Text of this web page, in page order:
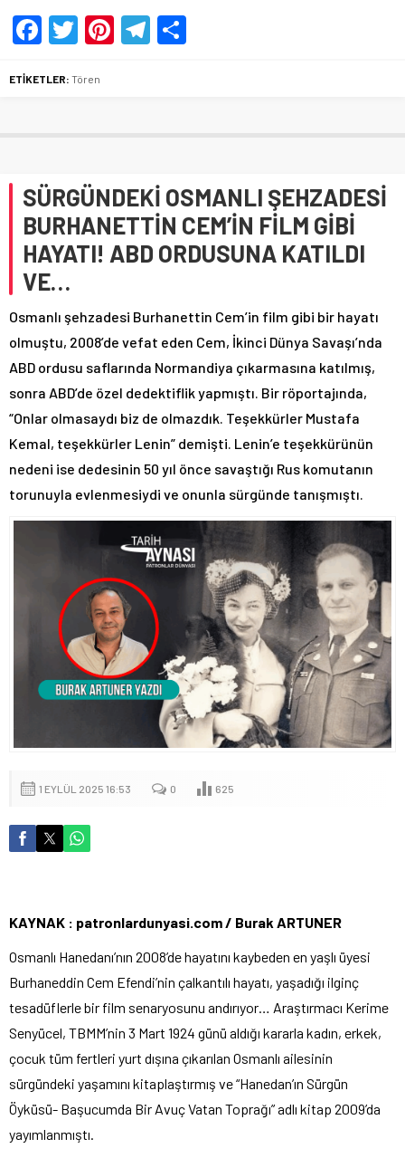
Facebook
Twitter
Pinterest
Telegram
ETİKETLER: Tören
SÜRGÜNDEKİ OSMANLI ŞEHZADESİ
BURHANETTİN CEM’İN FİLM GİBİ
HAYATI! ABD ORDUSUNA KATILDI
VE…
Osmanlı şehzadesi Burhanettin Cem’in film gibi bir hayatı
olmuştu, 2008’de vefat eden Cem, İkinci Dünya Savaşı’nda
ABD ordusu saflarında Normandiya çıkarmasına katılmış,
sonra ABD’de özel dedektiflik yapmıştı. Bir röportajında,
“Onlar olmasaydı biz de olmazdık. Teşekkürler Mustafa
Kemal, teşekkürler Lenin” demişti. Lenin’e teşekkürünün
nedeni ise dedesinin 50 yıl önce savaştığı Rus komutanın
torunuyla evlenmesiydi ve onunla sürgünde tanışmıştı.
1 EYLÜL 2025 16:53 0 625
KAYNAK : patronlardunyasi.com / Burak ARTUNER
Osmanlı Hanedanı’nın 2008’de hayatını kaybeden en yaşlı üyesi
Burhaneddin Cem Efendi’nin çalkantılı hayatı, yaşadığı ilginç
tesadüflerle bir film senaryosunu andırıyor… Araştırmacı Kerime
Senyücel, TBMM’nin 3 Mart 1924 günü aldığı kararla kadın, erkek,
çocuk tüm fertleri yurt dışına çıkarılan Osmanlı ailesinin
sürgündeki yaşamını kitaplaştırmış ve “Hanedan’ın Sürgün
Öyküsü- Başucumda Bir Avuç Vatan Toprağı” adlı kitap 2009’da
yayımlanmıştı.